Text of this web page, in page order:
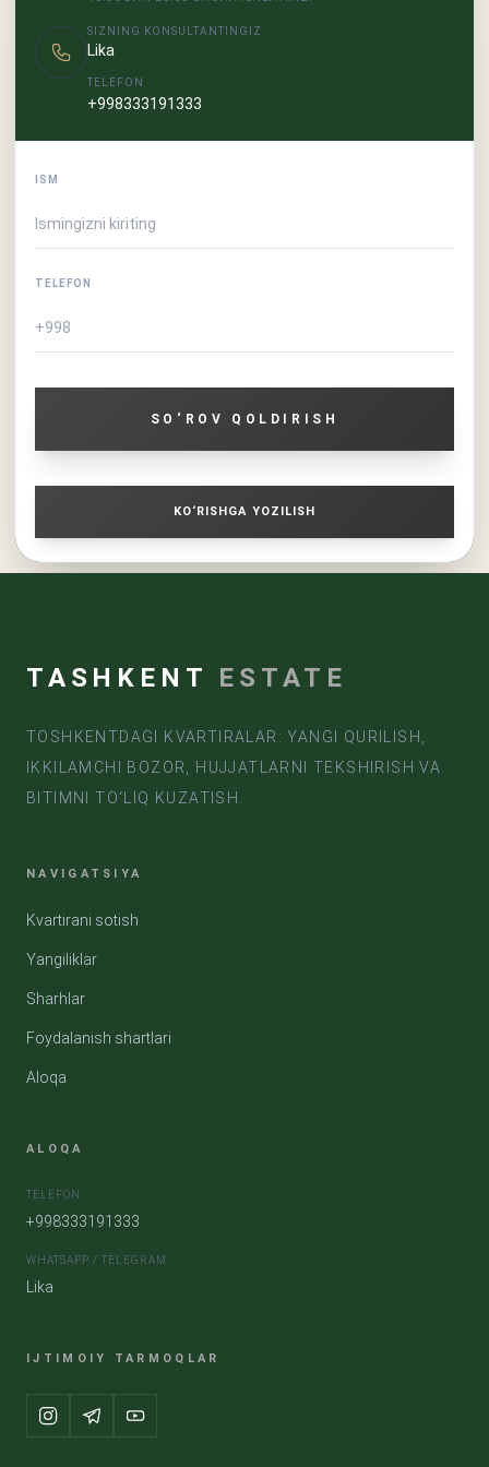
SIZNING KONSULTANTINGIZ
Lika
TELEFON
+998333191333
ISM
TELEFON
SO‘ROV QOLDIRISH
KO‘RISHGA YOZILISH
TASHKENT ESTATE
TOSHKENTDAGI KVARTIRALAR: YANGI QURILISH,
IKKILAMCHI BOZOR, HUJJATLARNI TEKSHIRISH VA
BITIMNI TO‘LIQ KUZATISH.
NAVIGATSIYA
Kvartirani sotish
Yangiliklar
Sharhlar
Foydalanish shartlari
Aloqa
ALOQA
TELEFON
+998333191333
WHATSAPP / TELEGRAM
Lika
IJTIMOIY TARMOQLAR